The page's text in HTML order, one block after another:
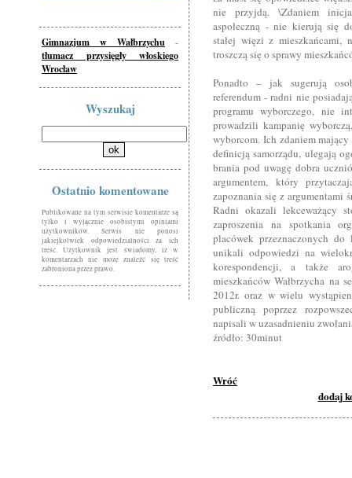
Gimnazjum w Wałbrzychu -
tłumacz przysięgły włoskiego
Wrocław
Wyszukaj
Ostatnio komentowane
Publikowane na tym serwisie komentarze są
tylko i wyłącznie osobistymi opiniami
użytkowników. Serwis nie ponosi
jakiejkolwiek odpowiedzialności za ich
treść. Użytkownik jest świadomy, iż w
komentarzach nie może znaleźć się treść
zabroniona przez prawo.
nie przyjdą. \Zdaniem
aspołeczną - nie kierują się
stałej więzi z mieszkańcami,
troszczą się o sprawy
Ponadto – jak sugerują
referendum - radni nie
programu wyborczego, nie
prowadzili kampanię
wyborcom. Ich zdaniem
definicją samorządu, ulegają
brania pod uwagę dobra
argumentem, który
zapoznania się z argumentami
Radni okazali lekceważący
zaproszenia na spotkania
placówek przeznaczonych
unikali odpowiedzi na
korespondencji, a także
mieszkańców Wałbrzycha na
2012r. oraz w wielu
publiczną poprzez
napisali w uzasadnieniu
źródło: 30minut
Wróć
dodaj